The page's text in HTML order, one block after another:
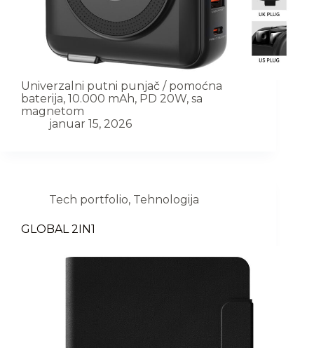
Univerzalni putni punjač / pomoćna
baterija, 10.000 mAh, PD 20W, sa
magnetom
januar 15, 2026
Tech portfolio, Tehnologija
GLOBAL 2IN1